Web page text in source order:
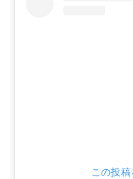
この投